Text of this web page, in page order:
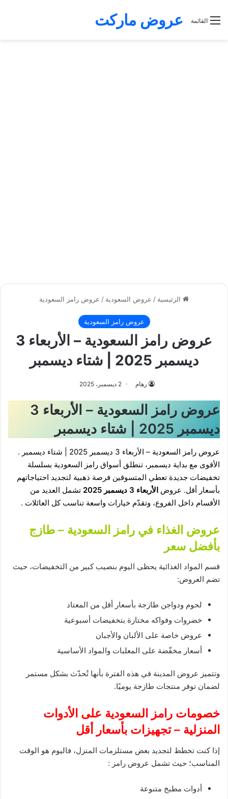
عروض ماركت القائمة
الرئيسية / عروض السعودية / عروض رامز السعودية
عروض رامز السعودية
عروض رامز السعودية – الأربعاء 3
ديسمبر 2025 | شتاء ديسمبر
رهام 2 ديسمبر، 2025
عروض رامز السعودية – الأربعاء 3
ديسمبر 2025 | شتاء ديسمبر
عروض رامز السعودية – الأربعاء 3 ديسمبر 2025 | شتاء ديسمبر .
الأقوى مع بداية ديسمبر، تنطلق أسواق رامز السعودية بسلسلة
تخفيضات جديدة تعطي المتسوقين فرصة ذهبية لتجديد احتياجاتهم
بأسعار أقل. عروض الأربعاء 3 ديسمبر 2025
تشمل العديد من
الأقسام داخل الفروع، وتقدّم خيارات واسعة تناسب كل العائلات .
عروض الغذاء في رامز السعودية – طازج
بأفضل سعر
قسم المواد الغذائية يحظى اليوم بنصيب كبير من التخفيضات، حيث
تضم العروض:
لحوم ودواجن طازجة بأسعار أقل من المعتاد
خضروات وفواكه مختارة بتخفيضات أسبوعية
عروض خاصة على الألبان والأجبان
أسعار مخفّضة على المعلبات والمواد الأساسية
وتتميز عروض المدينة في هذه الفترة بأنها تُحدّث بشكل مستمر
لضمان توفر منتجات طازجة يوميًا.
خصومات رامز السعودية على الأدوات
المنزلية – تجهيزات بأسعار أقل
إذا كنت تخطط لتجديد بعض مستلزمات المنزل، فاليوم هو الوقت
المناسب؛ حيث تشمل عروض رامز :
أدوات مطبخ متنوعة